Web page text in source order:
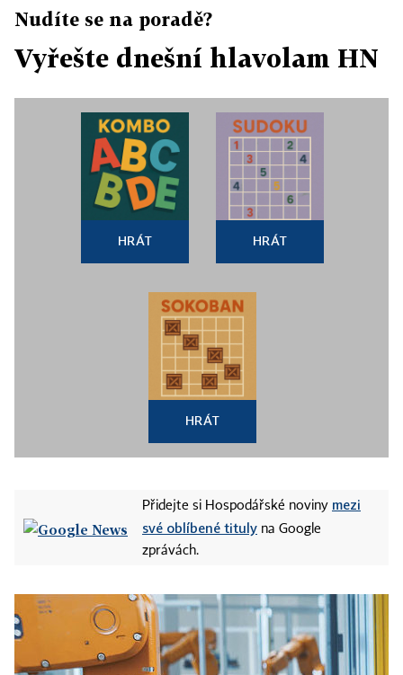
Nudíte se na poradě?
Vyřešte dnešní hlavolam HN
HRÁT HRÁT
HRÁT
Přidejte si Hospodářské noviny mezi
své oblíbené tituly na Google
zprávách.